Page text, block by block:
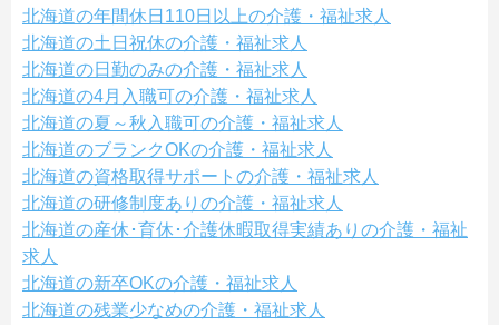
北海道の年間休日110日以上の介護・福祉求人
北海道の土日祝休の介護・福祉求人
北海道の日勤のみの介護・福祉求人
北海道の4月入職可の介護・福祉求人
北海道の夏～秋入職可の介護・福祉求人
北海道のブランクOKの介護・福祉求人
北海道の資格取得サポートの介護・福祉求人
北海道の研修制度ありの介護・福祉求人
北海道の産休･育休･介護休暇取得実績ありの介護・福祉
求人
北海道の新卒OKの介護・福祉求人
北海道の残業少なめの介護・福祉求人